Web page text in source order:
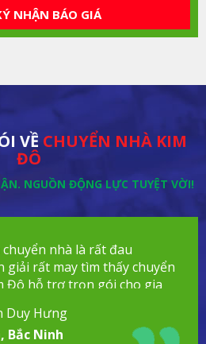
NHẬN BÁO GIÁ
VỀ CHUYỂN NHÀ KIM
ĐÔ
NGUỒN ĐỘNG LỰC TUYỆT VỜI!
nhà là rất đau
giải rất may tìm thấy chuyển
Đô hỗ trợ trọn gói cho gia
Duy Hưng
Bắc Ninh